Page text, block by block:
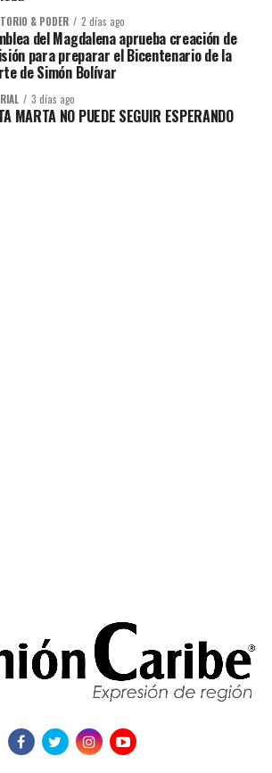
& PODER 2 días ago
del Magdalena aprueba creación de
para preparar el Bicentenario de la
de Simón Bolívar
3 días ago
MARTA NO PUEDE SEGUIR ESPERANDO